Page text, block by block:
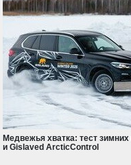
Медвежья хватка: тест
и Gislaved ArcticControl